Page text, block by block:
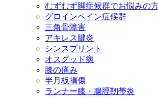
むずむず脚症候群でお悩みの
グロインペイン症候群
三角骨障害
アキレス腱炎
シンスプリント
オスグッド病
膝の痛み
半月板損傷
ランナー膝・腸脛靭帯炎